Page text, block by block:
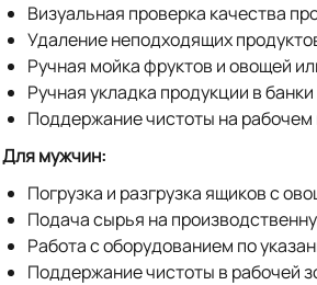
Визуальная проверка качества
Удаление неподходящих
Ручная мойка фруктов и овощей
Ручная укладка продукции в банки
Поддержание чистоты на рабочем
Для мужчин:
Погрузка и разгрузка ящиков с
Подача сырья на
Работа с оборудованием по
Поддержание чистоты в рабочей